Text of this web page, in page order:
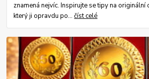
znamená nejvíc. Inspirujte se tipy na originální
který ji opravdu po...číst celé